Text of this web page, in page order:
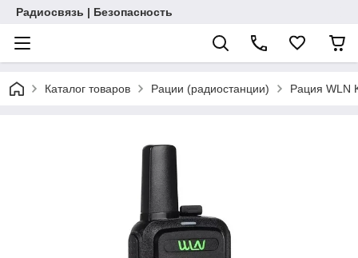
Радиосвязь | Безопасность
Каталог товаров Рации (радиостанции) Рация WLN